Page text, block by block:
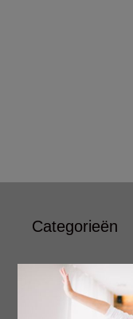
Categorieën
Beauty
Boeken